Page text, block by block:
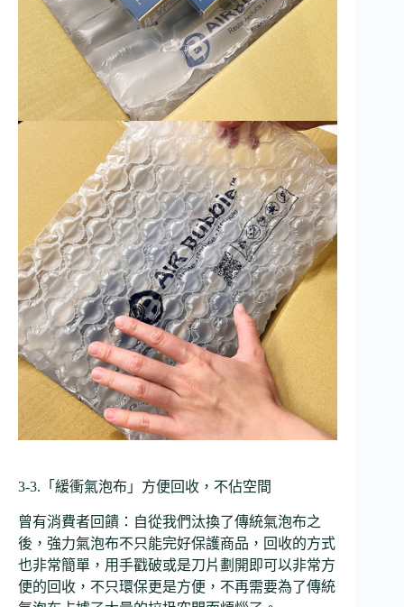
3-3.「緩衝氣泡布」方便回收，不佔空間
曾有消費者回饋：自從我們汰換了傳統氣泡布之
後，強力氣泡布不只能完好保護商品，回收的方式
也非常簡單，用手戳破或是刀片劃開即可以非常方
便的回收，不只環保更是方便，不再需要為了傳統